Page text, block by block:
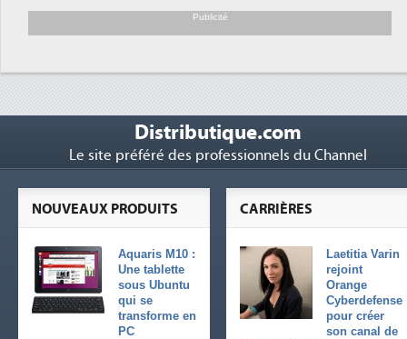
soutient les...
Publicité
Distributique.com
Le site préféré des professionnels du Channel
CARRIÈRES
Laetitia Varin
rejoint
Orange
Cyberdefense
pour créer
son canal de
NOUVEAUX PRODUITS
Aquaris M10 :
Une tablette
sous Ubuntu
qui se
transforme en
PC